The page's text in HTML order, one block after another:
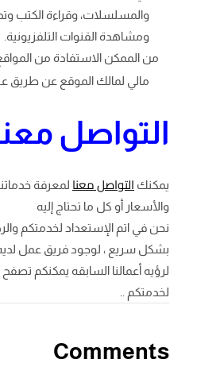
والمسلسلات، وقراءة الكتب
ومشاهدة القنوات التلفزيونية.
من الممكن الاستفادة من المواقع
مالي لمالك الموقع عن طريق
التواصل
يمكنك التواصل معنا لمعرفة
والأسعار أو كل ما تحتاج إليه
نحن في اتم الإستعداد لخدمتكم
بشكل سريع ، لوجود فريق عمل
لرؤيه أعمالنا السابقه يمكنكم تصفح
لخدمتكم ..
Comments